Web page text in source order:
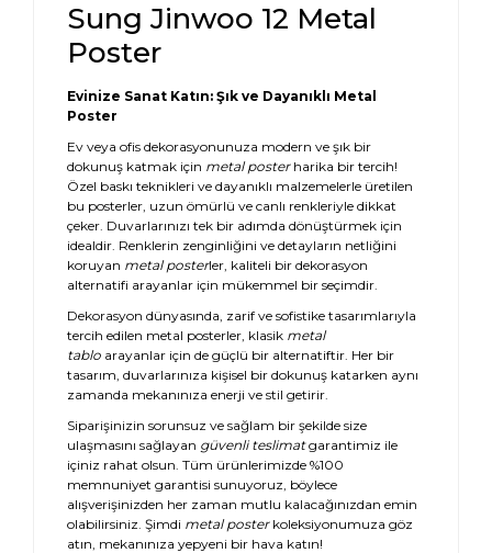
Sung Jinwoo 12 Metal
Poster
Evinize Sanat Katın: Şık ve Dayanıklı Metal
Poster
Ev veya ofis dekorasyonunuza modern ve şık bir
dokunuş katmak için metal posterharika bir tercih!
Özel baskı teknikleri ve dayanıklı malzemelerle üretilen
bu posterler, uzun ömürlü ve canlı renkleriyle dikkat
çeker. Duvarlarınızı tek bir adımda dönüştürmek için
idealdir. Renklerin zenginliğini ve detayların netliğini
koruyan metal posterler, kaliteli bir dekorasyon
alternatifi arayanlar için mükemmel bir seçimdir.
Dekorasyon dünyasında, zarif ve sofistike tasarımlarıyla
tercih edilen metal posterler, klasik metal
tablo arayanlar için de güçlü bir alternatiftir. Her bir
tasarım, duvarlarınıza kişisel bir dokunuş katarken aynı
zamanda mekanınıza enerji ve stil getirir.
Siparişinizin sorunsuz ve sağlam bir şekilde size
ulaşmasını sağlayan güvenli teslimatgarantimiz ile
içiniz rahat olsun. Tüm ürünlerimizde %100
memnuniyet garantisi sunuyoruz, böylece
alışverişinizden her zaman mutlu kalacağınızdan emin
olabilirsiniz. Şimdi metal posterkoleksiyonumuza göz
atın, mekanınıza yepyeni bir hava katın!